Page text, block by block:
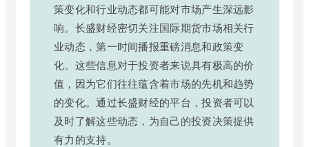
策变化和行业动态都可能对市场产生深远影
响。长盛财经密切关注国际期货市场相关行
业动态，第一时间播报重磅消息和政策变
化。这些信息对于投资者来说具有极高的价
值，因为它们往往蕴含着市场的先机和趋势
的变化。通过长盛财经的平台，投资者可以
及时了解这些动态，为自己的投资决策提供
有力的支持。